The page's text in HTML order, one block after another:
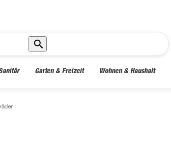
Garten & Freizeit Wohnen & Haushalt